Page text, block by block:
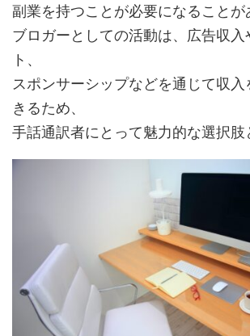
副業を持つことが必要になることが
ブロガーとしての活動は、広告収入
ト、
スポンサーシップなどを通じて収
きるため、
手話通訳者にとって魅力的な選択肢